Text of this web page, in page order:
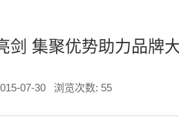
剑 集聚优势助力品牌
07-30 浏览次数: 55